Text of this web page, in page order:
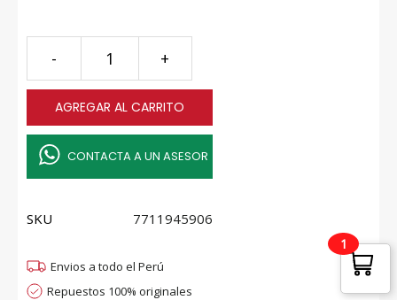
-
ACEITE
K4M/K7M
RENAULT
quantity
+
AGREGAR AL CARRITO
CONTACTA A UN ASESOR
SKU 7711945906
Envios a todo el Perú
Repuestos 100% originales
1